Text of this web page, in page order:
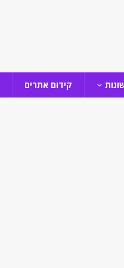
קידום אתרים